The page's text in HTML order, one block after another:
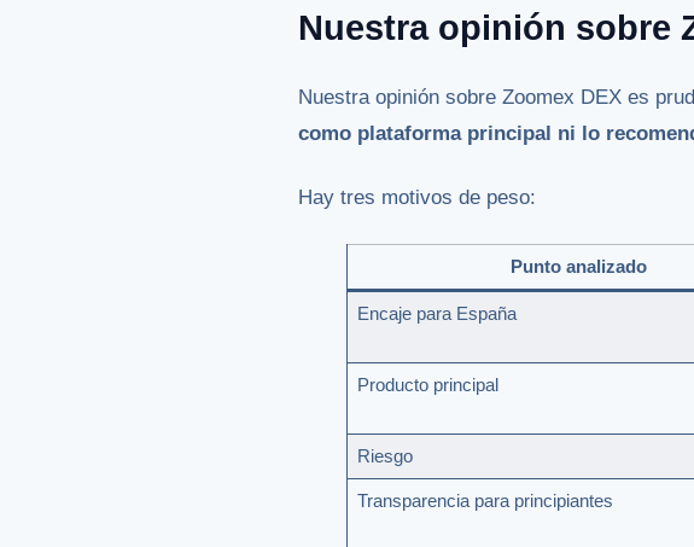
Nuestra opinión sobre
Nuestra opinión sobre Zoomex DEX es
como plataforma principal ni lo
Hay tres motivos de peso:
Punto analizado
Encaje para España
Producto principal
Riesgo
Transparencia para principiantes